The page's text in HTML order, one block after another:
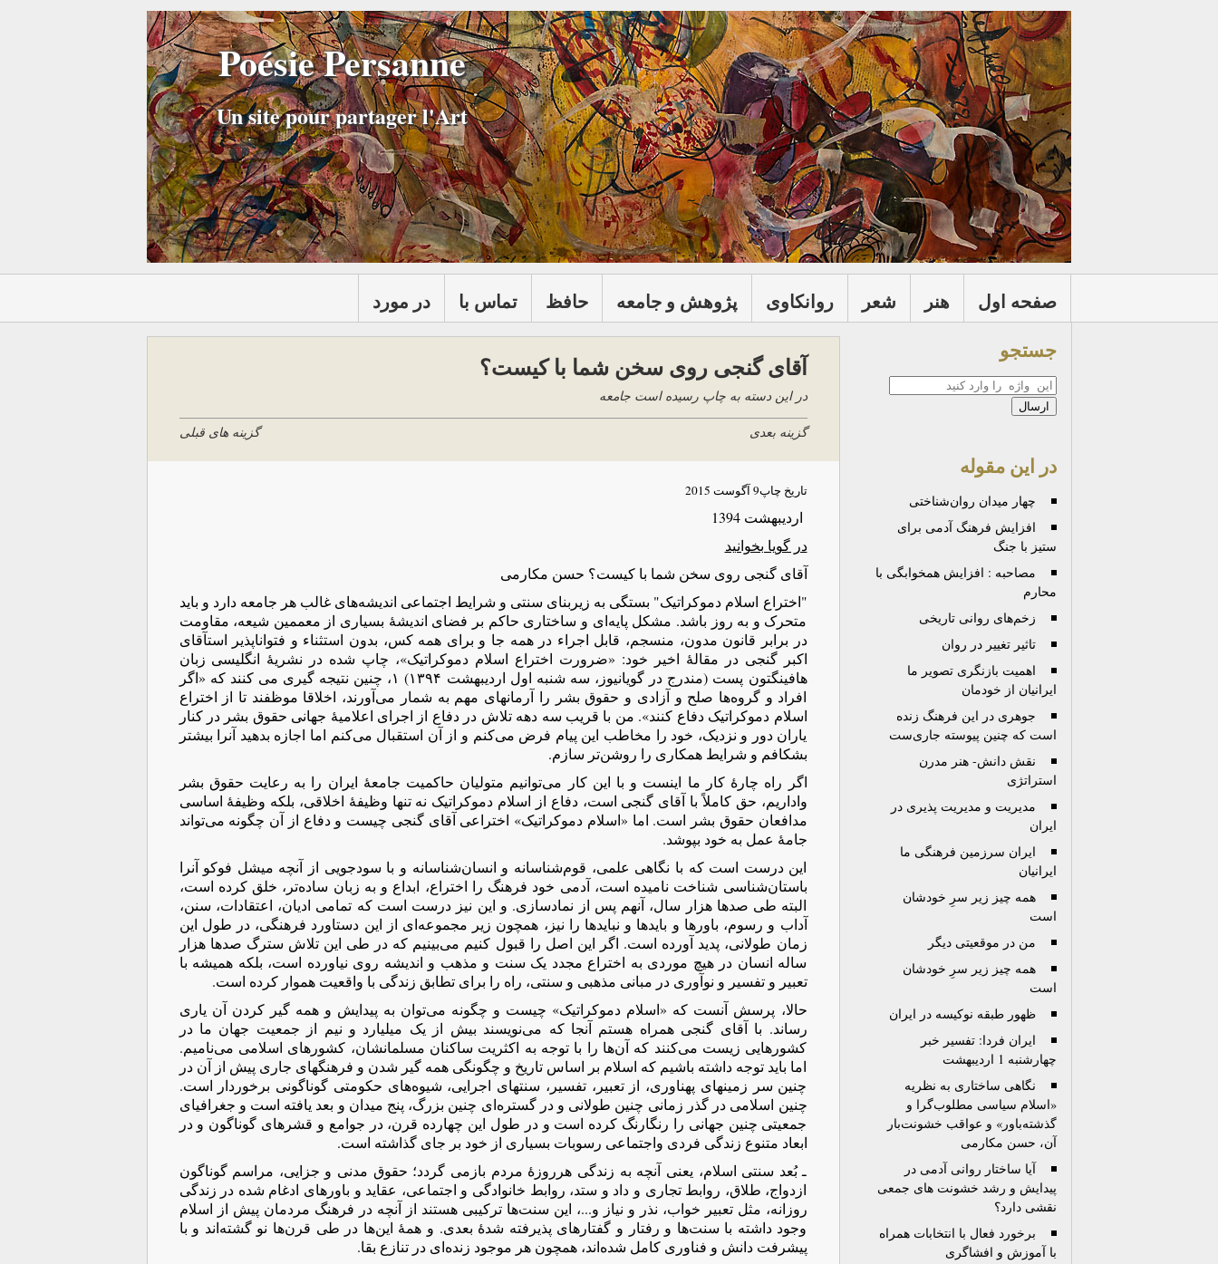
Poésie Persanne
Un site pour partager l'Art
در مورد تماس با حافظ پژوهش و جامعه روانكاوی شعر هنر صفحه اول
آقای گنجی روی سخن شما با کیست؟
در این دسته به چاپ رسیده است جامعه
گزینه های قبلی گزینه بعدی
تاریخ چاپ9 آگوست 2015
ارديبهشت 1394
در گویا بخوانید
آقای گنجی روی سخن شما با کیست؟ حسن مکارمی
"اختراع اسلام دموکراتیک" بستگی به زیربنای سنتی و شرایط اجتماعی اندیشه‌های غالب هر جامعه دارد و باید
متحرک و به روز باشد. مشکل پایه‌ای و ساختاری حاکم بر فضای اندیشۀ بسیاری از معممین شیعه، مقاومت
در برابر قانون مدون، منسجم، قابل اجراء در همه جا و برای همه کس، بدون استثناء و فتواناپذیر استآقای
اکبر گنجی در مقالۀ اخیر خود: «ضرورت اختراع اسلام دموکراتیک»، چاپ شده در نشریۀ انگلیسی زبان
هافینگتون پست (مندرج در گویانیوز، سه شنبه اول اردیبهشت ۱۳۹۴) ۱، چنین نتیجه‌ گیری می‌ کنند که «اگر
افراد و گروه‌ها صلح و آزادی و حقوق بشر را آرمانهای مهم به شمار می‌آورند، اخلاقا موظفند تا از اختراع
اسلام دموکراتیک دفاع کنند». من با قریب سه دهه تلاش در دفاع از اجرای اعلامیۀ جهانی حقوق بشر در کنار
یاران دور و نزدیک، خود را مخاطب این پیام فرض می‌کنم و از آن استقبال می‌کنم اما اجازه بدهید آنرا بیشتر
بشکافم و شرایط همکاری را روشن‌تر سازم.
اگر راه چارۀ کار ما اینست و با این کار می‌توانیم متولیان حاکمیت جامعۀ ایران را به رعایت حقوق بشر
واداریم، حق کاملاً با آقای گنجی است، دفاع از اسلام دموکراتیک نه تنها وظیفۀ اخلاقی، بلکه وظیفۀ اساسی
مدافعان حقوق بشر است. اما «اسلام دموکراتیک» اختراعی آقای گنجی چیست و دفاع از آن چگونه می‌تواند
جامۀ عمل به خود بپوشد.
این درست است که با نگاهی علمی، قوم‌شناسانه و انسان‌شناسانه و با سودجویی از آنچه میشل فوکو آنرا
باستان‌شناسی شناخت نامیده است، آدمی خود فرهنگ را اختراع، ابداع و به زبان ساده‌تر، خلق کرده است،
البته طی صد‌ها هزار سال، آنهم پس از نمادسازی. و این نیز درست است که تمامی ادیان، اعتقادات، سنن،
آداب و رسوم، باور‌ها و باید‌ها و نباید‌ها را نیز، همچون زیر مجموعه‌ای از این دستاورد فرهنگی، در طول این
زمان طولانی، پدید آورده است. اگر این اصل را قبول کنیم می‌بینیم که در طی این تلاش سترگ صد‌ها هزار
ساله انسان در هیچ موردی به اختراع مجدد یک سنت و مذهب و اندیشه روی نیاورده است، بلکه همیشه با
تعبیر و تفسیر و نوآوری در مبانی مذهبی و سنتی، راه را برای تطابق زندگی با واقعیت هموار کرده است.
حالا، پرسش آنست که «اسلام دموکراتیک» چیست و چگونه می‌توان به پیدایش و همه گیر کردن آن یاری
رساند. با آقای گنجی همراه هستم آنجا که می‌نویسند بیش از یک میلیارد و نیم از جمعیت جهان ما در
کشورهایی زیست می‌کنند که آن‌ها را با توجه به اکثریت ساکنان مسلمانشان، کشورهای اسلامی می‌نامیم.
اما باید توجه داشته باشیم که اسلام بر اساس تاریخ و چگونگی همه گیر شدن و فرهنگهای جاری پیش از آن در
چنین سر زمینهای پهناوری، از تعبیر، تفسیر، سنتهای اجرایی، شیوه‌های حکومتی گوناگونی برخوردار است.
چنین اسلامی در گذر زمانی چنین طولانی و در گستره‌ای چنین بزرگ، پنج میدان و بعد یافته است و جغرافیای
جمعیتی چنین جهانی را رنگارنگ کرده است و در طول این چهارده قرن، در جوامع و قشرهای گوناگون و در
ابعاد متنوع زندگى فردى واجتماعى رسوبات بسیاری از خود بر جاى گذاشته است.
ـ بُعد سنتی اسلام، یعنی آنچه به زندگی هرروزۀ مردم بازمی گردد؛ حقوق مدنی و جزایی، مراسم گوناگون
ازدواج، طلاق، روابط تجاری و داد و ستد، روابط خانوادگی و اجتماعی، عقاید و باورهای ادغام شده در زندگی
روزانه، مثل تعبیر خواب، نذر و نیاز و...، این سنت‌ها ترکیبی هستند از آنچه در فرهنگ مردمان پیش از اسلام
وجود داشته با سنت‌ها و رفتار و گفتارهای پذیرفته شدۀ بعدی. و همۀ این‌ها در طی قرن‌ها نو گشته‌اند و با
پیشرفت دانش و فناوری کامل شده‌اند، همچون هر موجود زنده‌ای در تنازع بقا.
جستجو
جستجو
در این مقوله
چهار میدان روان‌شناختی
افزایش فرهنگ آدمی برای
ستیز با جنگ
مصاحبه : افزایش همخوابگی با
محارم
زخم‌های روانی تاریخی
تاثیر تغییر در روان
اهمیت بازنگری تصویر ما
ایرانیان از خودمان
جوهرى در این فرهنگ زنده
است که چنین پیوسته جاری‌ست
نقش دانش- هنر مدرن
استراتژی
مدیریت و مدیریت پذیری در
ایران
ایران سرزمین فرهنگی ما
ایرانیان
همه چیز زیر سرِ خودشان
است
من در موقعیتی دیگر
همه چیز زیر سرِ خودشان
است
ظهور طبقه نوکیسه در ایران
ایران فردا: تفسیر خبر
چهارشنبه 1 اردیبهشت
نگاهی ساختاری به نظریه
«اسلام سیاسی مطلوب‌گرا و
گذشته‌باور» و عواقب خشونت‌بار
آن، حسن مکارمی
آیا ساختار روانی آدمی در
پیدایش و رشد خشونت های جمعی
نقشی دارد؟
برخورد فعال با انتخابات همراه
با آموزش و افشاگری